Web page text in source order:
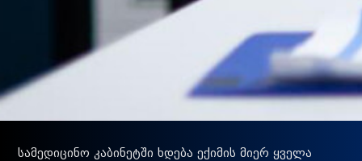
სამედიცინო კაბინეტში ხდება ექიმის მიერ ყველა